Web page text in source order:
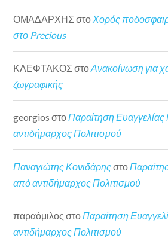
ΟΜΑΔΑΡΧΗΣ στοΧορός
στο Precious
ΚΛΕΦΤΑΚΟΣ στοΑνακοίνωση για
ζωγραφικής
georgios στοΠαραίτηση
αντιδήμαρχος Πολιτισμού
Παναγιώτης Κονιδάρηςστο
από αντιδήμαρχος Πολιτισμού
παραόμιλος στοΠαραίτηση
αντιδήμαρχος Πολιτισμού